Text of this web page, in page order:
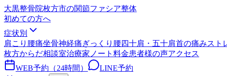
大黒整骨院枚方市の関節ファシア整体
初めての方へ
症状別
肩こり 腰痛坐骨神経痛ぎっくり腰四十肩・五十肩首の痛みスト
枚方からだ相談室治療家ノート 料金患者様の声アクセス
WEB予約（24時間）
LINE予約